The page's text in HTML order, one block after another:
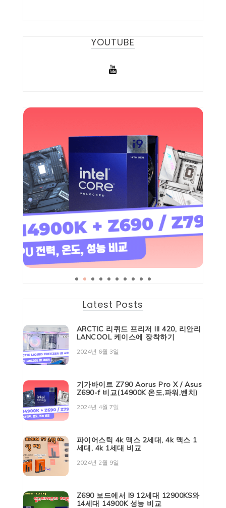
YOUTUBE
Latest Posts
ARCTIC 리퀴드 프리저 III 420, 리안리
LANCOOL 케이스에 장착하기
2024년 6월 3일
기가바이트 Z790 Aorus Pro X / Asus
Z690-f 비교(14900K 온도,파워,벤치)
2024년 4월 7일
파이어스틱 4k 맥스 2세대, 4k 맥스 1
세대, 4k 1세대 비교
2024년 2월 9일
Z690 보드에서 I9 12세대 12900KS와
14세대 14900K 성능 비교